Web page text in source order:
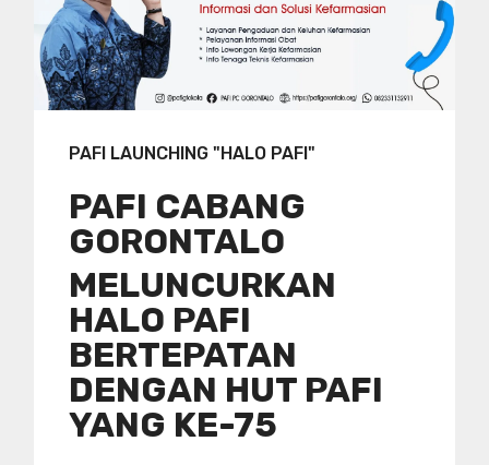
PAFI LAUNCHING "HALO PAFI"
PAFI CABANG
GORONTALO
MELUNCURKAN
HALO PAFI
BERTEPATAN
DENGAN HUT PAFI
YANG KE-75